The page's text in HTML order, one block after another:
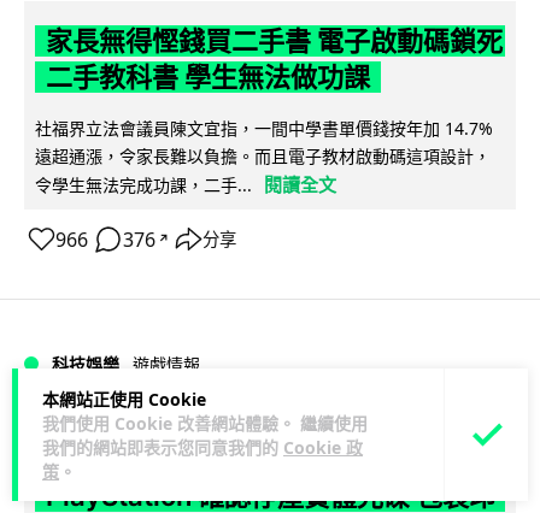
本網站正使用 Cookie
我們使用 Cookie 改善網站體驗。 繼續使用
我們的網站即表示您同意我們的 Cookie 政
策 。
家長無得慳錢買二手書 電子啟動碼鎖死
二手教科書 學生無法做功課
社福界立法會議員陳文宜指，一間中學書單價錢按年加 14.7%
遠超通漲，令家長難以負擔。而且電子教材啟動碼這項設計，
令學生無法完成功課，二手...
閱讀全文
966 376 ↗ 分享
科技娛樂 遊戲情報
Lawton 1 日
PlayStation 確認停產實體光碟 包裝印